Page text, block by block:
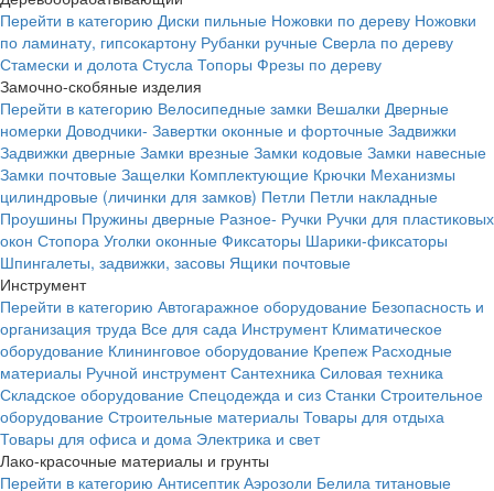
Перейти в категорию Диски пильные Ножовки по дереву Ножовки
по ламинату, гипсокартону Рубанки ручные Сверла по дереву
Стамески и долота Стусла Топоры Фрезы по дереву
Замочно-скобяные изделия
Перейти в категорию Велосипедные замки Вешалки Дверные
номерки Доводчики- Завертки оконные и форточные Задвижки
Задвижки дверные Замки врезные Замки кодовые Замки навесные
Замки почтовые Защелки Комплектующие Крючки Механизмы
цилиндровые (личинки для замков) Петли Петли накладные
Проушины Пружины дверные Разное- Ручки Ручки для пластиковых
окон Стопора Уголки оконные Фиксаторы Шарики-фиксаторы
Шпингалеты, задвижки, засовы Ящики почтовые
Инструмент
Перейти в категорию Автогаражное оборудование Безопасность и
организация труда Все для сада Инструмент Климатическое
оборудование Клининговое оборудование Крепеж Расходные
материалы Ручной инструмент Сантехника Силовая техника
Складское оборудование Спецодежда и сиз Станки Строительное
оборудование Строительные материалы Товары для отдыха
Товары для офиса и дома Электрика и свет
Лако-красочные материалы и грунты
Перейти в категорию Антисептик Аэрозоли Белила титановые